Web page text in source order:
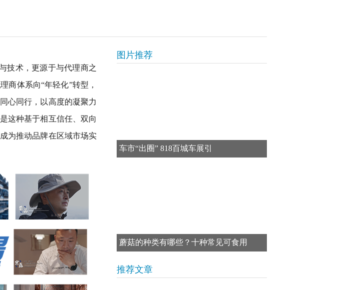
技术，更源于与代理商之
商体系向“年轻化”转型，
心同行，以高度的凝聚力
这种基于相互信任、双向
为推动品牌在区域市场实
图片推荐
车市“出圈” 818百城车展引
蘑菇的种类有哪些？十种常见可食用
推荐文章